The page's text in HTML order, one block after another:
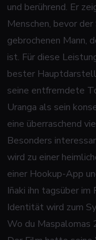
und berührend. Er
Menschen, bevor
gebrochenen Mann,
ist. Für diese
bester
seine entfremdete
Uranga als sein
eine überraschend
Besonders
wird zu einer
einer Hookup-App
Iñaki ihn tagsüber
Identität wird zum
Wo du Maspalomas